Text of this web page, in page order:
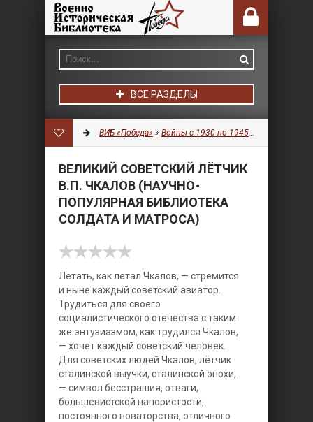
ВСЕ РАЗДЕЛЫ
ВИБ «Победа» » Войны с 1930 по 1945 гг.
ВЕЛИКИЙ СОВЕТСКИЙ ЛЁТЧИК
В.П. ЧКАЛОВ (НАУЧНО-
ПОПУЛЯРНАЯ БИБЛИОТЕКА
СОЛДАТА И МАТРОСА)
Летать, как летал Чкалов, — стремится
и ныне каждый советский авиатор.
Трудиться для своего
социалистического отечества с таким
же энтузиазмом, как трудился Чкалов,
— хочет каждый советский человек.
Для советских людей Чкалов, лётчик
сталинской выучки, сталинской эпохи,
— символ бесстрашия, отваги,
большевистской напористости,
постоянного новаторства, отличного